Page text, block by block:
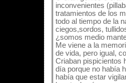
inconvenientes
tratamientos de los
todo al tiempo de la
ciegos,sordos,
¿somos medio
Me viene a la
de vida, pero igual,
Criaban pispicientos
día porque no había
había que estar